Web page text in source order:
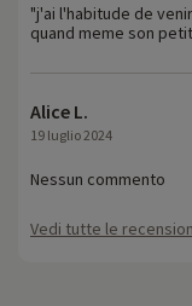
"j'ai l'habitude de
quand meme son
Alice L.
19 luglio 2024
Nessun commento
Vedi tutte le